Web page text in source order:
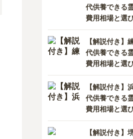
代供養できる
費用相場と選
【解説付き】
代供養できる
費用相場と選
【解説付き】
代供養できる
費用相場と選
【解説付き】